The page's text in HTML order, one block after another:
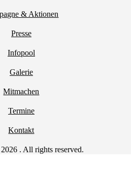
& Aktionen
Presse
Infopool
Galerie
Mitmachen
Termine
Kontakt
. All rights reserved.